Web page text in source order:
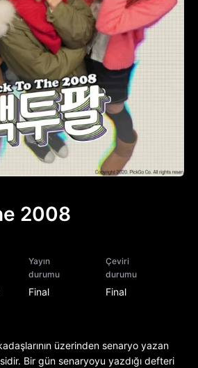
2008
Yayın
durumu
Final
Çeviri
durumu
Final
üzerinden senaryo yazan
Bir gün senaryoyu yazdığı defteri